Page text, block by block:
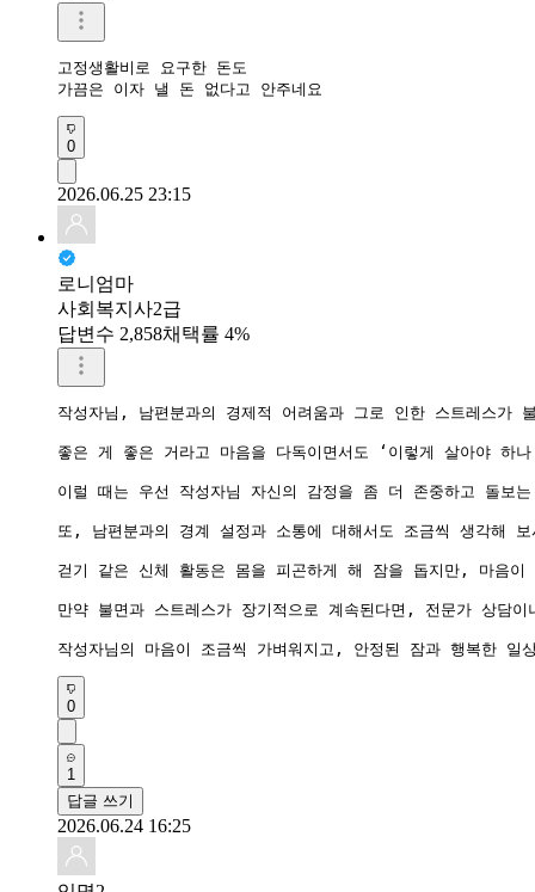
고정생활비로 요구한 돈도
가끔은 이자 낼 돈 없다고 안주네요
0
2026.06.25 23:15
로니엄마
사회복지사2급
답변수 2,858채택률 4%
작성자님, 남편분과의 경제적 어려움과 그로 인한 스트레스가
좋은 게 좋은 거라고 마음을 다독이면서도 ‘이렇게 살아야 하
이럴 때는 우선 작성자님 자신의 감정을 좀 더 존중하고 돌보
또, 남편분과의 경계 설정과 소통에 대해서도 조금씩 생각해
걷기 같은 신체 활동은 몸을 피곤하게 해 잠을 돕지만, 마음
만약 불면과 스트레스가 장기적으로 계속된다면, 전문가 상담
작성자님의 마음이 조금씩 가벼워지고, 안정된 잠과 행복한 일
0
1
답글 쓰기
2026.06.24 16:25